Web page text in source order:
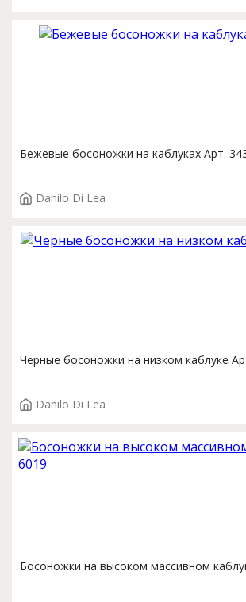
Бежевые босоножки на каблуках Арт.
Danilo Di Lea
Черные босоножки на низком каблуке
Danilo Di Lea
Босоножки на высоком массивном